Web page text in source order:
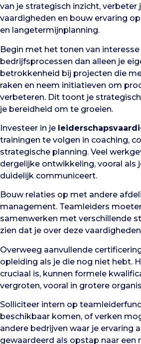
van je strategisch inzicht, verbeter
vaardigheden en bouw ervaring
en langetermijnplanning.
Begin met het tonen van
bedrijfsprocessen dan alleen je
betrokkenheid bij projecten die
raken en neem initiatieven om
verbeteren. Dit toont je
je bereidheid om te groeien.
Investeer in je
trainingen te volgen in coaching,
strategische planning. Veel
dergelijke ontwikkeling, vooral als
duidelijk communiceert.
Bouw relaties op met andere
management. Teamleiders
samenwerken met verschillende
zien dat je over deze
Overweeg aanvullende
opleiding als je die nog niet hebt.
cruciaal is, kunnen formele
vergroten, vooral in grotere
Solliciteer intern op
beschikbaar komen, of verken
andere bedrijven waar je ervaring
gewaardeerd als opstap naar een